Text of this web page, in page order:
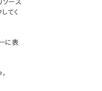
トレーションガイド
いて
理の概要
ソース
てく
に表